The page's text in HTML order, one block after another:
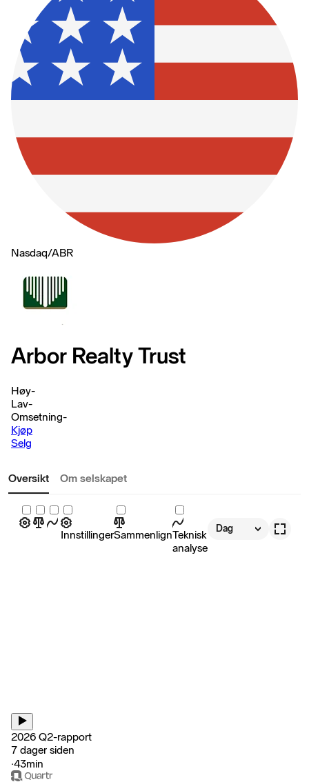
Nasdaq/ABR
Arbor Realty Trust
Høy-
Lav-
Omsetning-
Kjøp
Selg
Oversikt Om selskapet
InnstillingerSammenlignTeknisk
analyse
Dag
2026 Q2-rapport
7 dager siden
‧43min